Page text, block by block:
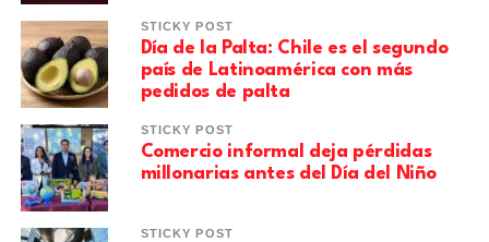
STICKY POST
Día de la Palta: Chile es el segundo
país de Latinoamérica con más
pedidos de palta
STICKY POST
Comercio informal deja pérdidas
millonarias antes del Día del Niño
STICKY POST